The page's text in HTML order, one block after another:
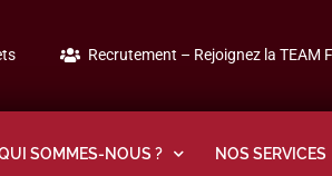
Recrutement – Rejoignez la TEAM
SOMMES-NOUS ? NOS SERVICES